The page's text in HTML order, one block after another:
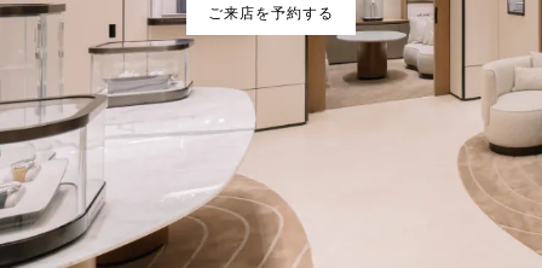
ご来店を予約する